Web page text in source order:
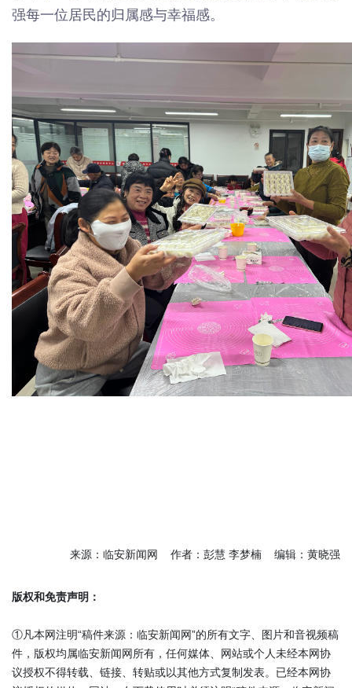
强每一位居民的归属感与幸福感。
来源：临安新闻网 作者：彭慧 李梦楠 编辑：黄晓强
版权和免责声明：
①凡本网注明“稿件来源：临安新闻网”的所有文字、图片和音视频稿
件，版权均属临安新闻网所有，任何媒体、网站或个人未经本网协
议授权不得转载、链接、转贴或以其他方式复制发表。已经本网协